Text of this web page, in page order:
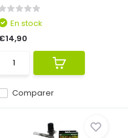
Comparer
En stock